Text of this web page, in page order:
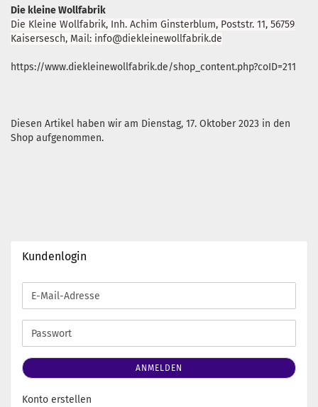
Die kleine Wollfabrik
Die Kleine Wollfabrik, Inh. Achim Ginsterblum, Poststr. 11, 56759
Kaisersesch, Mail: info@diekleinewollfabrik.de
https://www.diekleinewollfabrik.de/shop_content.php?coID=211
Diesen Artikel haben wir am Dienstag, 17. Oktober 2023 in den
Shop aufgenommen.
Kundenlogin
E-
Mail-
Adresse
Passwort
ANMELDEN
Konto erstellen